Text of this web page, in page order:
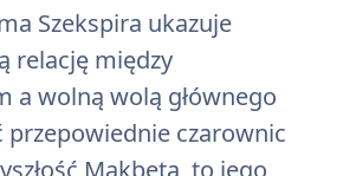
Szekspira ukazuje
relację między
a wolną wolą głównego
przepowiednie czarownic
Makbeta, to jego